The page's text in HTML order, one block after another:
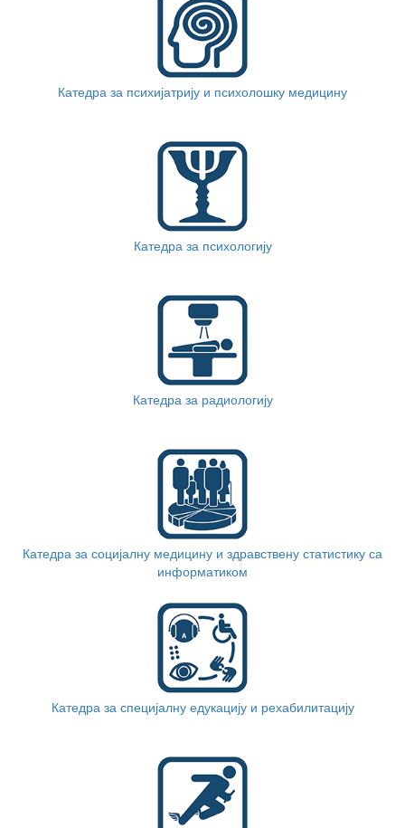
Катедра за психијатрију и психолошку медицину
Катедра за психологију
Катедра за радиологију
Катедра за социјалну медицину и здравствену статистику са
информатиком
Катедра за специјалну едукацију и рехабилитацију